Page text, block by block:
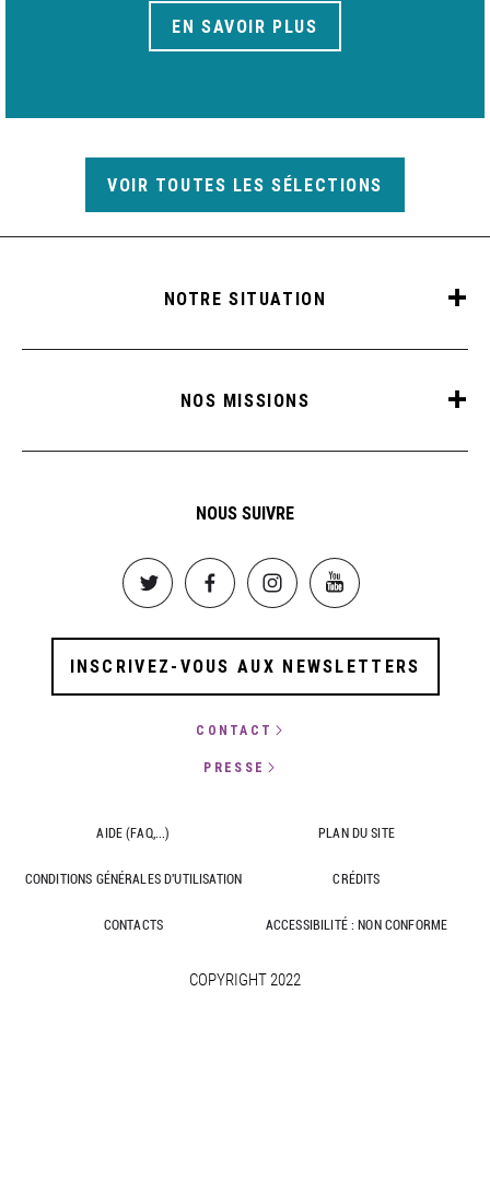
EN SAVOIR PLUS
VOIR TOUTES LES SÉLECTIONS
NOTRE SITUATION
NOS MISSIONS
NOUS SUIVRE
Image Image Image Image
INSCRIVEZ-VOUS AUX NEWSLETTERS
CONTACT
PRESSE
AIDE (FAQ,...) PLAN DU SITE
CONDITIONS GÉNÉRALES D'UTILISATION CRÉDITS
CONTACTS ACCESSIBILITÉ : NON CONFORME
COPYRIGHT 2022